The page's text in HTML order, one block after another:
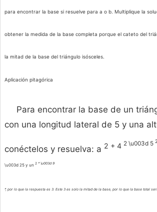
para encontrar la base si resuelve para a o b. Multiplique la
obtener la medida de la base completa porque el cateto del
la mitad de la base del triángulo isósceles.
Aplicación pitagórica
Para encontrar la base de un
con una longitud lateral de 5 y una
conéctelos y resuelva: a 2 + 4 2 \u003d 5
\u003d 25 y un 2 * \u003d 9
*, por lo que la respuesta es 3. Este 3 es solo la mitad de la base, por lo que la base total